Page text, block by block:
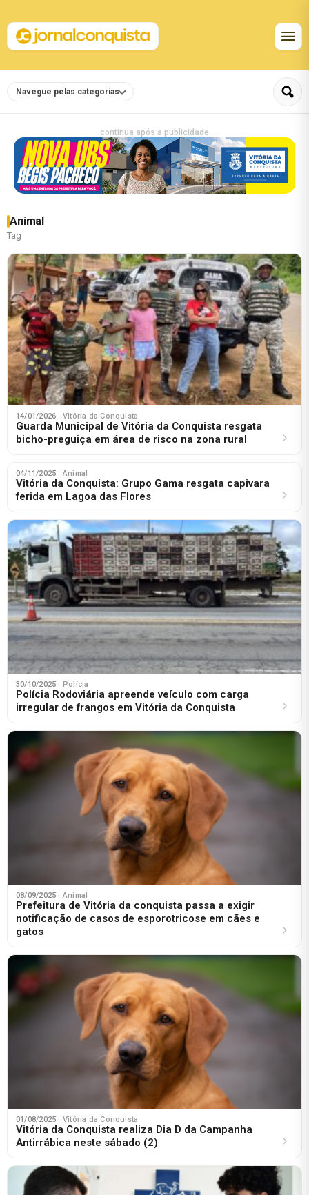
Navegue pelas categorias
continua após a publicidade
Animal
Tag
14/01/2026 · Vitória da Conquista
Guarda Municipal de Vitória da Conquista resgata
bicho-preguiça em área de risco na zona rural
04/11/2025 · Animal
Vitória da Conquista: Grupo Gama resgata capivara
ferida em Lagoa das Flores
30/10/2025 · Polícia
Polícia Rodoviária apreende veículo com carga
irregular de frangos em Vitória da Conquista
08/09/2025 · Animal
Prefeitura de Vitória da conquista passa a exigir
notificação de casos de esporotricose em cães e
gatos
01/08/2025 · Vitória da Conquista
Vitória da Conquista realiza Dia D da Campanha
Antirrábica neste sábado (2)